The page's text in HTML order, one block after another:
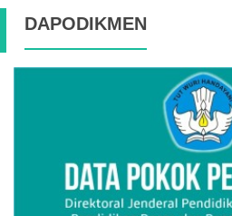
DAPODIKMEN